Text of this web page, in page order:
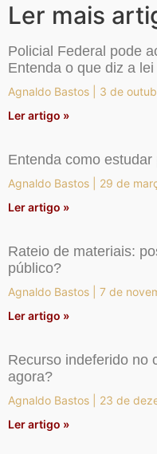
Ler mais
Policial Federal pode
Entenda o que diz a lei
Agnaldo Bastos
3 de
Ler artigo »
Entenda como
Agnaldo Bastos
29 de
Ler artigo »
Rateio de materiais:
público?
Agnaldo Bastos
7 de
Ler artigo »
Recurso indeferido no
agora?
Agnaldo Bastos
23 de
Ler artigo »